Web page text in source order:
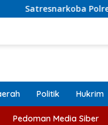
Polres Tulang
Politik Hukrim
Pedoman Media Siber